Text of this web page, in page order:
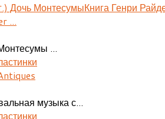
Книга Генри
...
...
музыка с...